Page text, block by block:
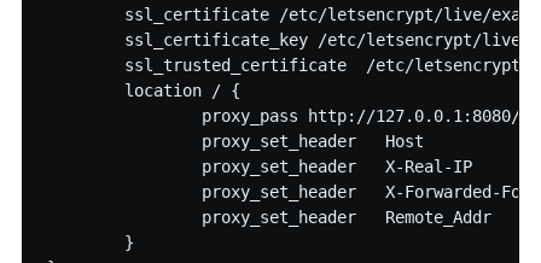
ssl_certificate /etc/letsencrypt/live/
ssl_certificate_key /etc/letsencrypt/live/
ssl_trusted_certificate  /etc/letsencrypt/
        location / {
                proxy_pass http://127.0.0.1:8080/;
proxy_set_header   Host
proxy_set_header   X-Real-IP
proxy_set_header   X-Forwarded-For
proxy_set_header   Remote_Addr
        }